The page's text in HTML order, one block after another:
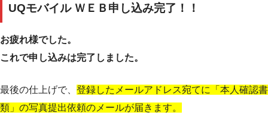
UQモバイル ＷＥＢ申し込み完了！！
お疲れ様でした。
これで申し込みは完了しました。
最後の仕上げで、 登録したメールアドレス宛てに「本人確認書
類」の写真提出依頼のメールが届きます。